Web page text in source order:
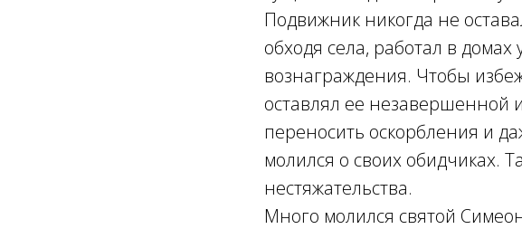
Подвижник никогда не
обходя села, работал в
вознаграждения. Чтобы
оставлял ее незавершенной
переносить оскорбления и
молился о своих обидчиках.
нестяжательства.
Много молился святой